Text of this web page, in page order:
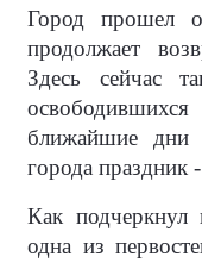
Город прошел
продолжает
Здесь сейчас
ближайшие дни
города праздник
Как
одна из